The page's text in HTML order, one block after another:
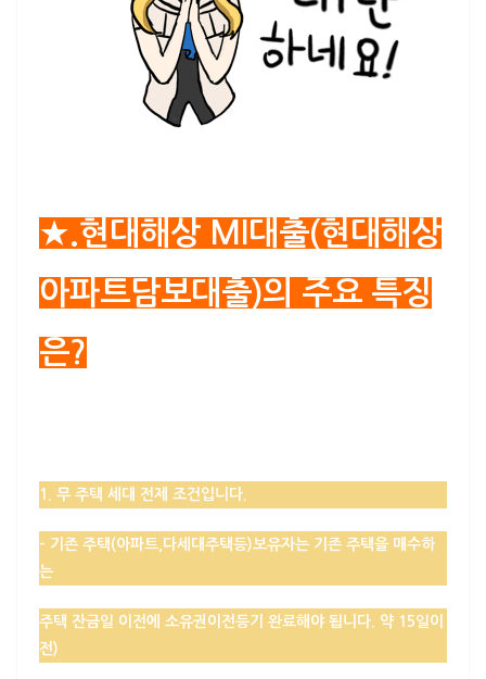
★.현대해상 MI대출(현대해상
아파트담보대출)의 주요 특징
은?
1. 무 주택 세대 전제 조건입니다.
– 기존 주택(아파트,다세대주택등)보유자는 기존 주택을 매수하
는
주택 잔금일 이전에 소유권이전등기 완료해야 됩니다. 약 15일이
전)